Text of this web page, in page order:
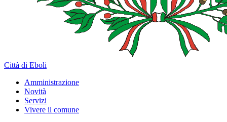
Città di Eboli
Amministrazione
Novità
Servizi
Vivere il comune